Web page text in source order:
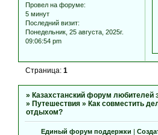
Провел на форуме:
5 минут
Последний визит:
Понедельник, 25 августа, 2025г.
09:06:54 pm
Страница:1
» Казахстанский форум любителей
» Путешествия » Как совместить
отдыхом?
Единый форум поддержки |